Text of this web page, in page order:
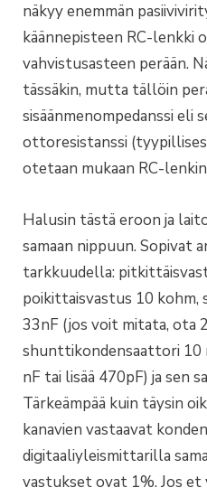
näkyy enemmän
käännepisteen RC-lenkki
vahvistusasteen perään.
tässäkin, mutta tällöin
sisäänmenompedanssi eli
ottoresistanssi
otetaan mukaan RC-
Halusin tästä eroon ja
samaan nippuun. Sopivat
tarkkuudella:
poikittaisvastus 10 kohm,
33nF (jos voit mitata, ota
shunttikondensaattori 10
nF tai lisää 470pF) ja sen
Tärkeämpää kuin täysin
kanavien vastaavat
digitaaliyleismittarilla
vastukset ovat 1%. Jos et